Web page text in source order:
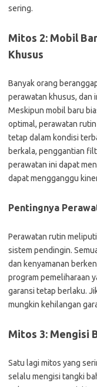
sering.
Mitos 2: Mobil
Khusus
Banyak orang
perawatan khusus, dan
Meskipun mobil baru
optimal, perawatan
tetap dalam kondisi
berkala, penggantian
perawatan ini dapat
dapat mengganggu
Pentingnya
Perawatan rutin
sistem pendingin.
dan kenyamanan
program pemeliharaan
garansi tetap berlaku.
mungkin kehilangan
Mitos 3: Mengisi
Satu lagi mitos yang
selalu mengisi tangki